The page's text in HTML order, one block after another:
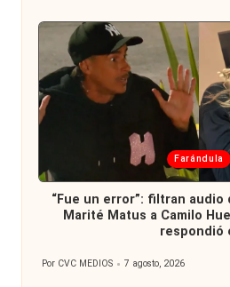
Publicada
en
Farándula
“Fue un error”: filtran audio
Marité Matus a Camilo
respondió
Publicado
Por CVC MEDIOS 7 agosto, 2026